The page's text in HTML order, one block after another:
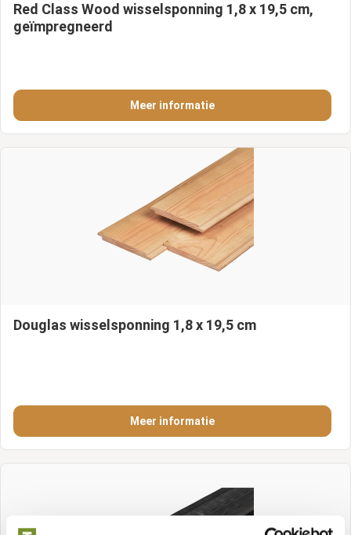
Red Class Wood wisselsponning 1,8 x 19,5 cm,
geïmpregneerd
Meer informatie
Douglas wisselsponning 1,8 x 19,5 cm
Meer informatie